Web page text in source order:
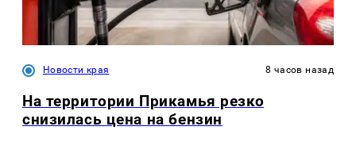
Новости края 8 часов назад
На территории Прикамья резко
снизилась цена на бензин